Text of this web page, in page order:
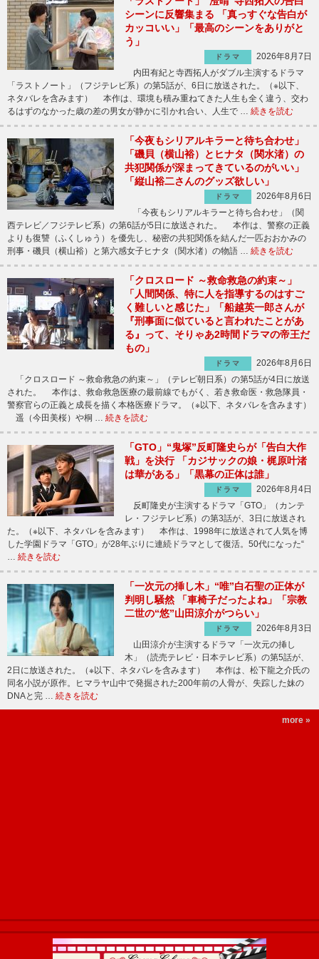
シーンに反響集まる 「真っすぐな告白が
カッコいい」「最高のシーンをありがと
う」
ドラマ
2026年8月7日
内田有紀と寺西拓人がダブル主演するドラマ
「ラストノート」（フジテレビ系）の第5話が、6日に放送された。（※以下、
ネタバレを含みます） 本作は、環境も積み重ねてきた人生も全く違う、交わ
るはずのなかった歳の差の男女が静かに引かれ合い、人生で … 続きを読む
「今夜もシリアルキラーと待ち合わせ」
「磯貝（横山裕）とヒナタ（関水渚）の
共犯関係が深まってきているのがいい」
「縦山裕二さんのグッズ欲しい」
ドラマ
2026年8月6日
「今夜もシリアルキラーと待ち合わせ」（関
西テレビ／フジテレビ系）の第6話が5日に放送された。 本作は、警察の正義
よりも復讐（ふくしゅう）を優先し、秘密の共犯関係を結んだ一匹おおかみの
刑事・磯貝（横山裕）と第六感女子ヒナタ（関水渚）の物語 … 続きを読む
「クロスロード ～救命救急の約束～」
「人間関係、特に人を指導するのはすご
く難しいと感じた」「船越英一郎さんが
『刑事面に似ていると言われたことがあ
る』って、そりゃあ2時間ドラマの帝王だ
もの」
ドラマ
2026年8月6日
「クロスロード ～救命救急の約束～」（テレビ朝日系）の第5話が4日に放送
された。 本作は、救命救急医療の最前線でもがく、若き救命医・救急隊員・
警察官らの正義と成長を描く本格医療ドラマ。（※以下、ネタバレを含みます）
遥（今田美桜）や桐 … 続きを読む
「GTO」“鬼塚”反町隆史らが「告白大作
戦」を決行 「カジサックの娘・梶原叶渚
は華がある」「黒幕の正体は誰」
ドラマ
2026年8月4日
反町隆史が主演するドラマ「GTO」（カンテ
レ・フジテレビ系）の第3話が、3日に放送され
た。（※以下、ネタバレを含みます） 本作は、1998年に放送されて人気を博
した学園ドラマ「GTO」が28年ぶりに連続ドラマとして復活。50代になった“
続きを読む
「一次元の挿し木」“唯”白石聖の正体が
判明し騒然 「車椅子だったよね」「宗教
二世の“悠”山田涼介がつらい」
ドラマ
2026年8月3日
山田涼介が主演するドラマ「一次元の挿し
木」（読売テレビ・日本テレビ系）の第5話が、
2日に放送された。（※以下、ネタバレを含みます） 本作は、松下龍之介氏の
同名小説が原作。ヒマラヤ山中で発掘された200年前の人骨が、失踪した妹の
DNAと完 … 続きを読む
more »